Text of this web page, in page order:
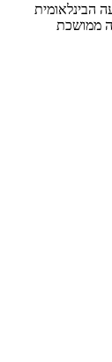
הבינלאומית
ממושכת